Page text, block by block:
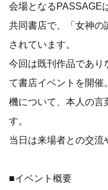
会場となるPASSAGE
共同書店で、「女神の
されています。
今回は既刊作品であり
て書店イベントを開催
機について、本人の言
す。
当日は来場者との交流
■イベント概要